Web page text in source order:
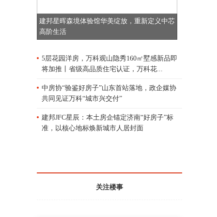
【深圳二手房成交量创9年新低】深圳中原
研究中心的数据显示，10月深圳全市二手
住宅过户套数为1605套，环比下滑9.1%。
二手住宅成交15万平方米，环比下滑11.
户套数为2012年3月以来的最低值。
2021-11-03 18:40
园、世茂、美的等公司洽谈】据澎湃报
道，中国奥园考虑出售旗下奥园健康股
建邦星晖森境体验馆华美绽放，重新定义中芯
高阶生活
5层花园洋房，万科观山隐秀160㎡墅感新品即
将加推丨省级高品质住宅认证，万科花...
中房协“验鉴好房子”山东首站落地，政企媒协
共同见证万科“城市兴交付”
建邦JFC星辰：本土房企锚定济南“好房子”标
准，以核心地标焕新城市人居封面
关注楼事